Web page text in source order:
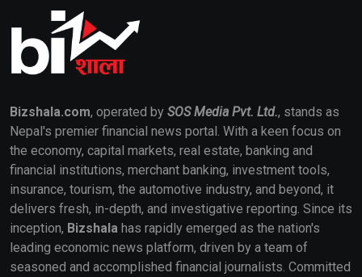
Bizshala.com, operated by SOS Media Pvt. Ltd., stands as
Nepal's premier financial news portal. With a keen focus on
the economy, capital markets, real estate, banking and
financial institutions, merchant banking, investment tools,
insurance, tourism, the automotive industry, and beyond, it
delivers fresh, in-depth, and investigative reporting. Since its
inception, Bizshala has rapidly emerged as the nation's
leading economic news platform, driven by a team of
seasoned and accomplished financial journalists. Committed